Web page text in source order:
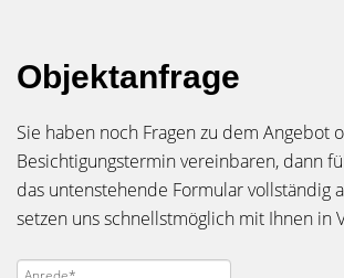
Objektanfrage
Sie haben noch Fragen zu dem Angebot
Besichtigungstermin vereinbaren, dann
das untenstehende Formular vollständig
setzen uns schnellstmöglich mit Ihnen in